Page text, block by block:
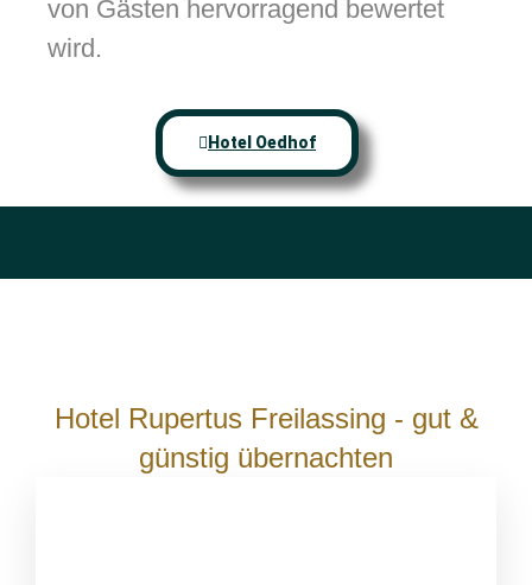
von Gästen hervorragend bewertet
wird.
Hotel Oedhof
Hotel Rupertus Freilassing - gut &
günstig übernachten